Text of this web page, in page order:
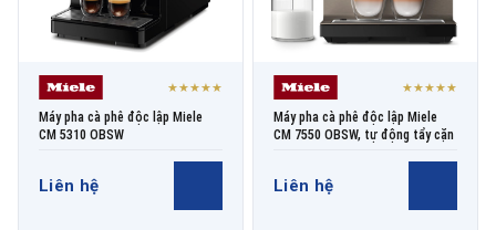
★★★★★
Máy pha cà phê độc lập Miele
CM 5310 OBSW
Liên hệ
★★★★★
Máy pha cà phê độc lập Miele
CM 7550 OBSW, tự động tẩy cặn
Liên hệ